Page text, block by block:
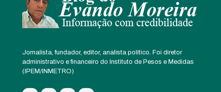
Jornalista, fundador, editor, analista político. Foi diretor
administrativo e financeiro do Instituto de Pesos e Medidas
(IPEM/INMETRO)